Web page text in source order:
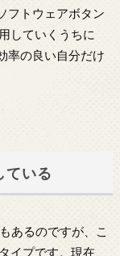
フトウェアボタン
していくうちに
率の良い自分だけ
いる
あるのですが、こ
イプです。現在、